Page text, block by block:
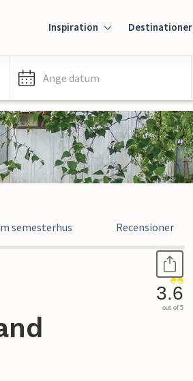
Inspiration Destinationer
Ange datum
semesterhus Recensioner
3.6
out of 5